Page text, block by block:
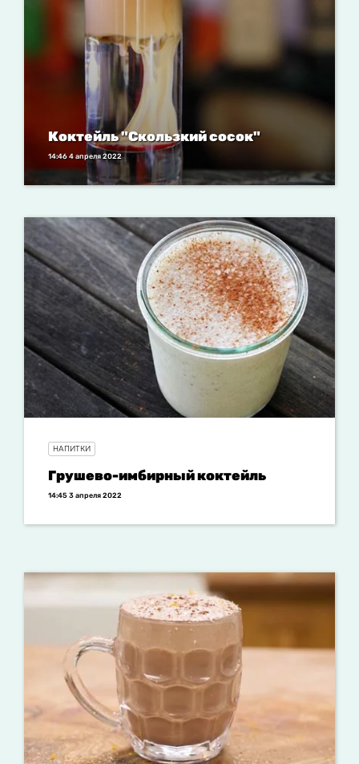
Коктейль "Скользкий сосок"
14:46 4 апреля 2022
НАПИТКИ
Грушево-имбирный коктейль
14:45 3 апреля 2022